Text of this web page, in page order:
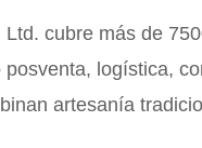
cubre más de
logística,
artesanía